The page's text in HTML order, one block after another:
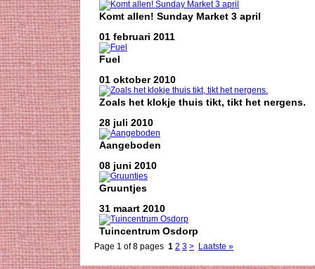
Komt allen! Sunday Market 3 april
01 februari 2011
Fuel
01 oktober 2010
Zoals het klokje thuis tikt, tikt het nergens.
28 juli 2010
Aangeboden
08 juni 2010
Gruuntjes
31 maart 2010
Tuincentrum Osdorp
Page 1 of 8 pages 1 2 3 > Laatste »